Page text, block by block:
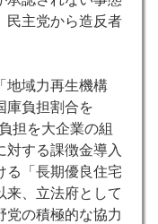
民主党から造反者
地域力再生機構
庫負担割合を
担を大企業の組
対する課徴金導入
る「長期優良住宅
来、立法府として
党の積極的な協力